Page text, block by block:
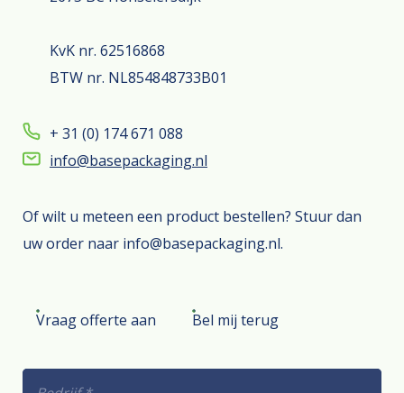
KvK nr. 62516868
BTW nr. NL854848733B01
+ 31 (0) 174 671 088
info@basepackaging.nl
Of wilt u meteen een product bestellen? Stuur dan
uw order naar info@basepackaging.nl.
Vraag offerte aan Bel mij terug